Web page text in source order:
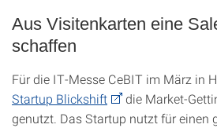
Aus Visitenkarten eine
schaffen
Für die IT-Messe CeBIT im März in
Startup Blickshift
die Market-
genutzt. Das Startup nutzt für einen